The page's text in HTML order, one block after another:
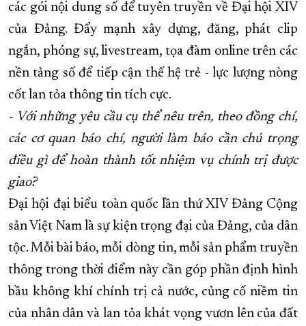
các gói nội dung số để tuyên truyền về Đại hội XIV
của Đảng. Đẩy mạnh xây dựng, đăng, phát clip
ngắn, phóng sự, livestream, tọa đàm online trên các
nền tảng số để tiếp cận thế hệ trẻ - lực lượng nòng
cốt lan tỏa thông tin tích cực.
- Với những yêu cầu cụ thể nêu trên, theo đồng chí,
các cơ quan báo chí, người làm báo cần chú trọng
điều gì để hoàn thành tốt nhiệm vụ chính trị được
giao?
Đại hội đại biểu toàn quốc lần thứ XIV Đảng Cộng
sản Việt Nam là sự kiện trọng đại của Đảng, của dân
tộc. Mỗi bài báo, mỗi dòng tin, mỗi sản phẩm truyền
thông trong thời điểm này cần góp phần định hình
bầu không khí chính trị cả nước, củng cố niềm tin
của nhân dân và lan tỏa khát vọng vươn lên của đất